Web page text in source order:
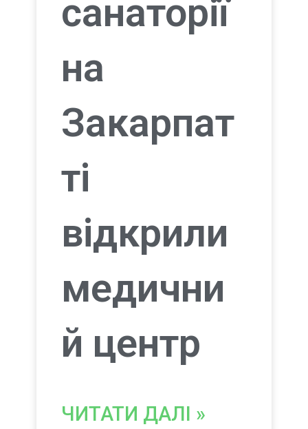
медични
й центр
ЧИТАТИ ДАЛІ »
23/03/2026
БЕЗБАР'ЄРНІСТЬ